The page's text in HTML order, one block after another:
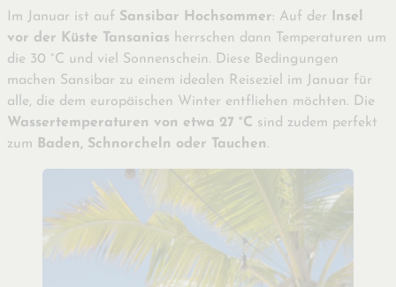
Im Januar ist auf Sansibar Hochsommer: Auf der
Insel
vor der Küste Tansanias herrschen dann Temperaturen um
die 30 °C und viel Sonnenschein. Diese Bedingungen
machen Sansibar zu einem idealen Reiseziel im Januar für
alle, die dem europäischen Winter entfliehen möchten. Die
Wassertemperaturen von etwa 27 °C sind zudem perfekt
zum
Baden, Schnorcheln oder Tauchen.